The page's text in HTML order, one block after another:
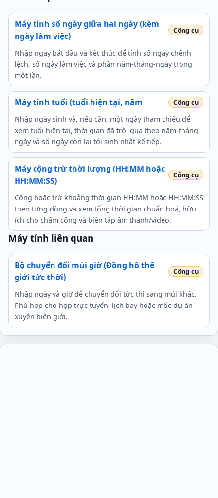
Máy tính số ngày giữa hai ngày (kèm
ngày làm việc)
Nhập ngày bắt đầu và kết thúc để tính số ngày chênh
lệch, số ngày làm việc và phần năm-tháng-ngày trong
một lần.
Máy tính tuổi (tuổi hiện tại, năm
Nhập ngày sinh và, nếu cần, một ngày tham chiếu để
xem tuổi hiện tại, thời gian đã trôi qua theo năm-tháng-
ngày và số ngày còn lại tới sinh nhật kế tiếp.
Máy cộng trừ thời lượng (HH:MM hoặc
HH:MM:SS)
Cộng hoặc trừ khoảng thời gian HH:MM hoặc HH:MM:SS
theo từng dòng và xem tổng thời gian chuẩn hoá, hữu
ích cho chấm công và biên tập âm thanh/video.
Máy tính liên quan
Bộ chuyển đổi múi giờ (Đồng hồ thế
giới tức thời)
Nhập ngày và giờ để chuyển đổi tức thì sang múi khác.
Phù hợp cho họp trực tuyến, lịch bay hoặc mốc dự án
xuyên biên giới.